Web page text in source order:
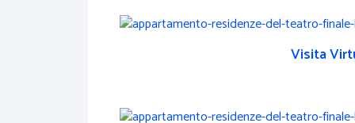
Visita